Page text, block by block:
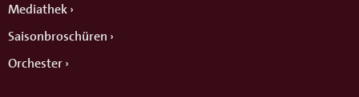
Mediathek
Saisonbroschüren
Orchester